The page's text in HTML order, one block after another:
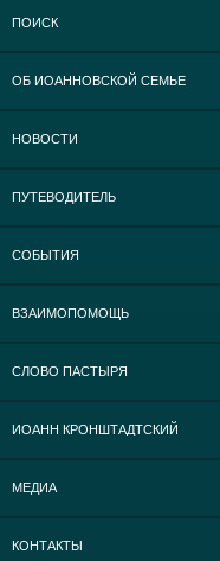
ПОИСК
ОБ ИОАННОВСКОЙ СЕМЬЕ
НОВОСТИ
ПУТЕВОДИТЕЛЬ
СОБЫТИЯ
ВЗАИМОПОМОЩЬ
СЛОВО ПАСТЫРЯ
ИОАНН КРОНШТАДТСКИЙ
МЕДИА
КОНТАКТЫ